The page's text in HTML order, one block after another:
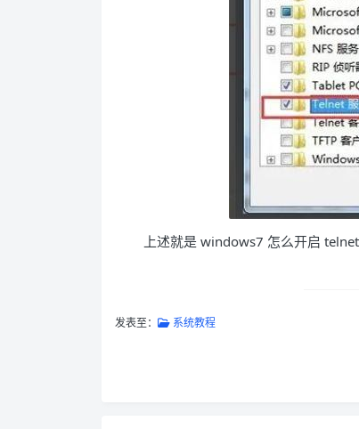
上述就是 windows7 怎么开启
发表至： 系统教程